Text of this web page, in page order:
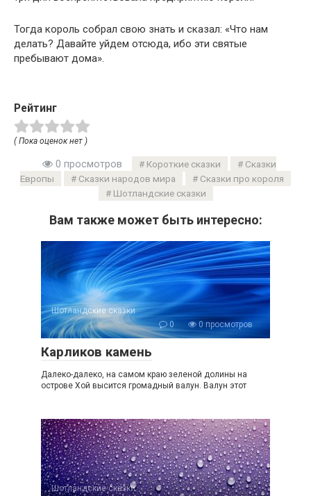
Тогда король собрал свою знать и сказал: «Что нам
делать? Давайте уйдем отсюда, ибо эти святые
пребывают дома».
Рейтинг
( Пока оценок нет )
0 просмотров Короткие сказки
Сказки
Европы
Сказки народов мира
Сказки про короля
Шотландские сказки
Вам также может быть интересно:
Шотландские сказки
0
0 просмотров
Карликов камень
Далеко-далеко, на самом краю зеленой долины на
острове Хой высится громадный валун. Валун этот
Шотландские сказки